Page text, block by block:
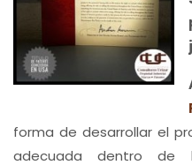
forma de desarrollar el
adecuada dentro de